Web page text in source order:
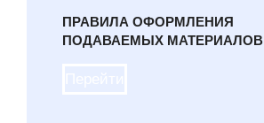
ПРАВИЛА ОФОРМЛЕНИЯ
ПОДАВАЕМЫХ МАТЕРИАЛОВ